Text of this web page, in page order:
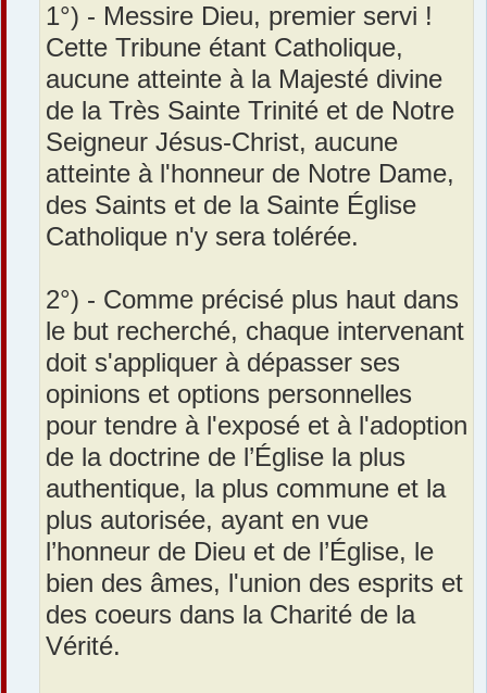
1°) - Messire Dieu, premier servi !
Cette Tribune étant Catholique,
aucune atteinte à la Majesté divine
de la Très Sainte Trinité et de Notre
Seigneur Jésus-Christ, aucune
atteinte à l'honneur de Notre Dame,
des Saints et de la Sainte Église
Catholique n'y sera tolérée.
2°) - Comme précisé plus haut dans
le but recherché, chaque intervenant
doit s'appliquer à dépasser ses
opinions et options personnelles
pour tendre à l'exposé et à l'adoption
de la doctrine de l’Église la plus
authentique, la plus commune et la
plus autorisée, ayant en vue
l’honneur de Dieu et de l’Église, le
bien des âmes, l'union des esprits et
des coeurs dans la Charité de la
Vérité.